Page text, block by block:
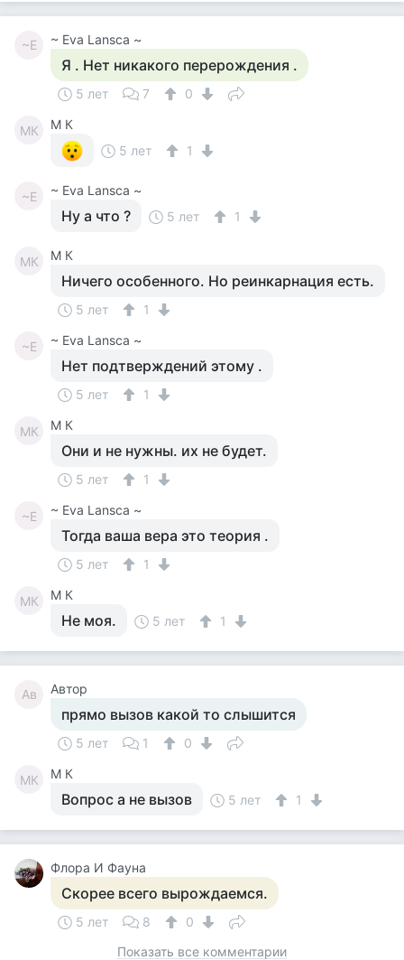
~E ~ Eva Lansca ~
Я . Нет никакого перерождения .
5 лет 7 0
MК
M К
5 лет
1
~E ~ Eva Lansca ~
Ну а что ? 5 лет 1
MК M К
Ничего особенного. Но реинкарнация есть.
5 лет 1
~E ~ Eva Lansca ~
Нет подтверждений этому .
5 лет 1
MК M К
Они и не нужны. их не будет.
5 лет 1
~E ~ Eva Lansca ~
Тогда ваша вера это теория .
5 лет 1
MК M К
Не моя. 5 лет 1
Ав Автор
прямо вызов какой то слышится
5 лет 1 0
MК M К
Вопрос а не вызов 5 лет 1
Флора И Фауна
Скорее всего вырождаемся.
5 лет 8
0
Показать все комментарии